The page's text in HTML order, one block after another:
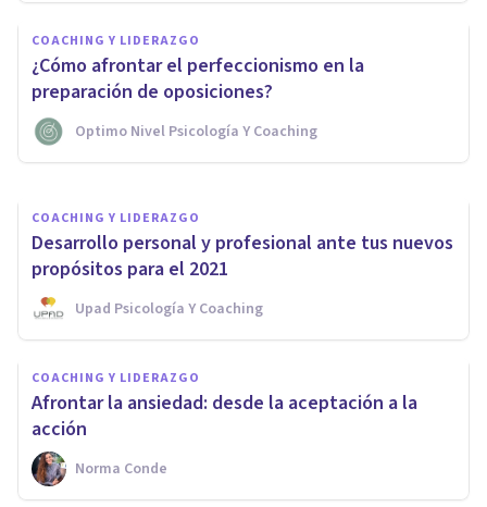
COACHING Y LIDERAZGO
¿Cómo afrontar el perfeccionismo en la
preparación de oposiciones?
Optimo Nivel Psicología Y Coaching
Cómo afrontar la inseguridad
financiera del opositor
Optimo Nivel Psicología Y Coaching
COACHING Y LIDERAZGO
Desarrollo personal y profesional ante tus nuevos
propósitos para el 2021
Upad Psicología Y Coaching
COACHING Y LIDERAZGO
Afrontar la ansiedad: desde la aceptación a la
acción
Norma Conde